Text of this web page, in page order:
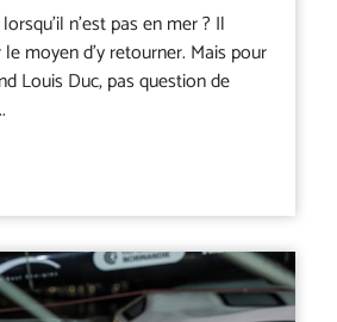
n’est pas en mer ? Il
moyen d’y retourner. Mais pour
Louis Duc, pas question de